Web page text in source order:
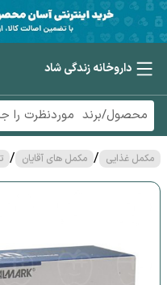
داروخانه زندگی شاد
مکمل غذایی / مکمل های آقایان /